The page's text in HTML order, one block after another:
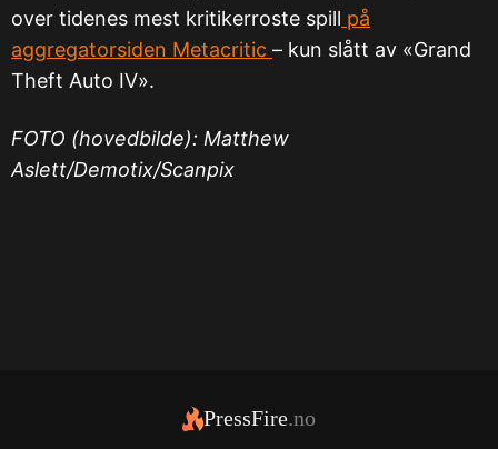
over tidenes mest kritikerroste spill på
aggregatorsiden Metacritic – kun slått av «Grand
Theft Auto IV».
FOTO (hovedbilde): Matthew
Aslett/Demotix/Scanpix
PressFire.no